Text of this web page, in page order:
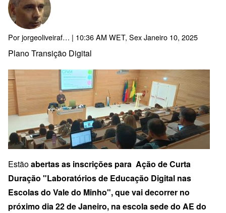
Porjorgeoliveiraf… | 10:36 AM WET, Sex Janeiro 10, 2025
Plano Transição Digital
Estãoabertas as inscrições para Ação de Curta
Duração "Laboratórios de Educação Digital nas
Escolas do Vale do Minho", que vai decorrer no
próximo dia 22 de Janeiro, na escola sede do AE do